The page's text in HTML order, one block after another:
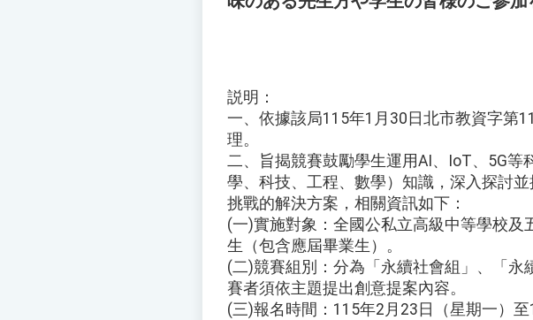
説明：
一、依據該局115年1月30日北市教資字第
理。
二、旨揭競賽鼓勵學生運用AI、IoT、5G等
學、科技、工程、數學）知識，深入探討
挑戰的解決方案，相關資訊如下：
(一)實施對象：全國公私立高級中等學校及
生（包含應屆畢業生）。
(二)競賽組別：分為「永續社會組」、「永
賽者須依主題提出創意提案內容。
(三)報名時間：115年2月23日（星期一）至